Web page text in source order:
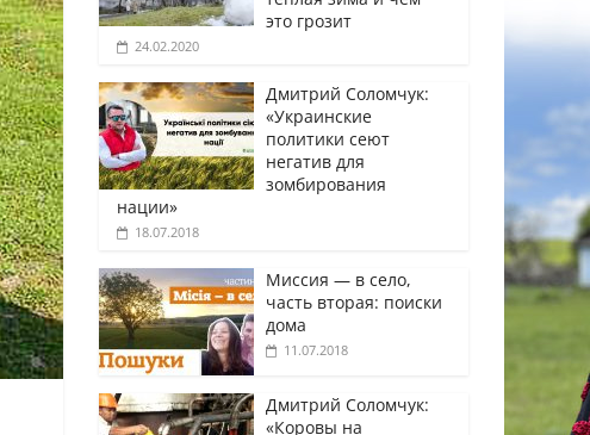
это грозит
24.02.2020
Дмитрий Соломчук:
«Украинские
политики сеют
негатив для
зомбирования
нации»
18.07.2018
Миссия — в село,
часть вторая: поиски
дома
11.07.2018
Дмитрий Соломчук:
«Коровы на